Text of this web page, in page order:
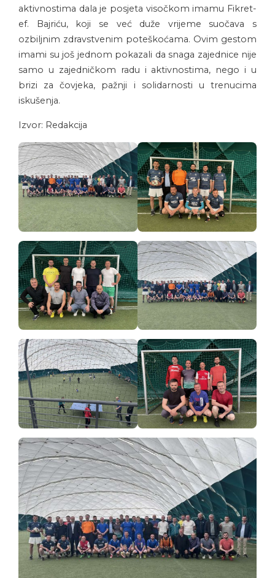
aktivnostima dala je posjeta visočkom imamu Fikret-
ef. Bajriću, koji se već duže vrijeme suočava s
ozbiljnim zdravstvenim poteškoćama. Ovim gestom
imami su još jednom pokazali da snaga zajednice nije
samo u zajedničkom radu i aktivnostima, nego i u
brizi za čovjeka, pažnji i solidarnosti u trenucima
iskušenja.
Izvor: Redakcija